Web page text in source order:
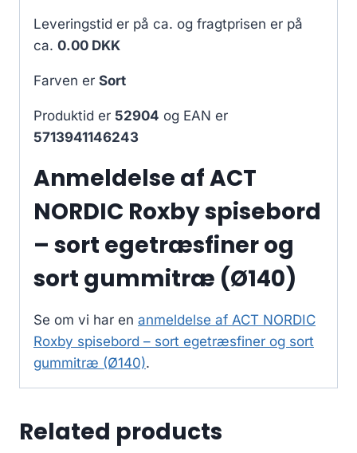
Leveringstid er på ca. og fragtprisen er på
ca. 0.00 DKK
Farven er Sort
Produktid er 52904 og EAN er
5713941146243
Anmeldelse af ACT
NORDIC Roxby spisebord
– sort egetræsfiner og
sort gummitræ (Ø140)
Se om vi har en anmeldelse af ACT NORDIC
Roxby spisebord – sort egetræsfiner og sort
gummitræ (Ø140).
Related products